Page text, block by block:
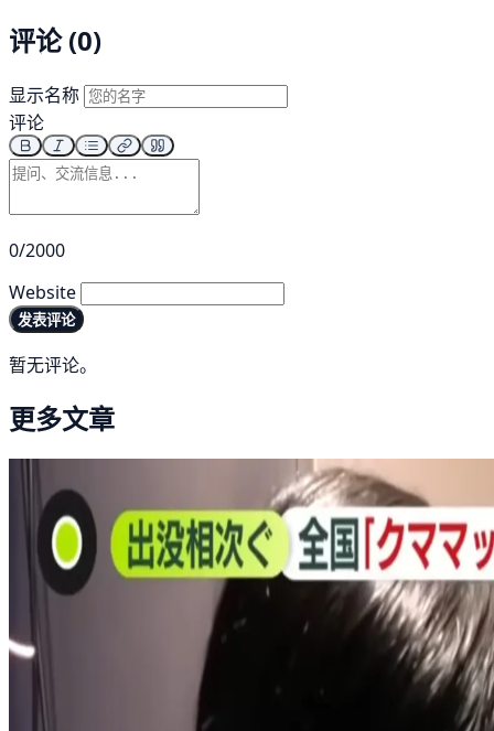
评论 (0)
显示名称
评论
0/2000
Website
发表评论
暂无评论。
更多文章